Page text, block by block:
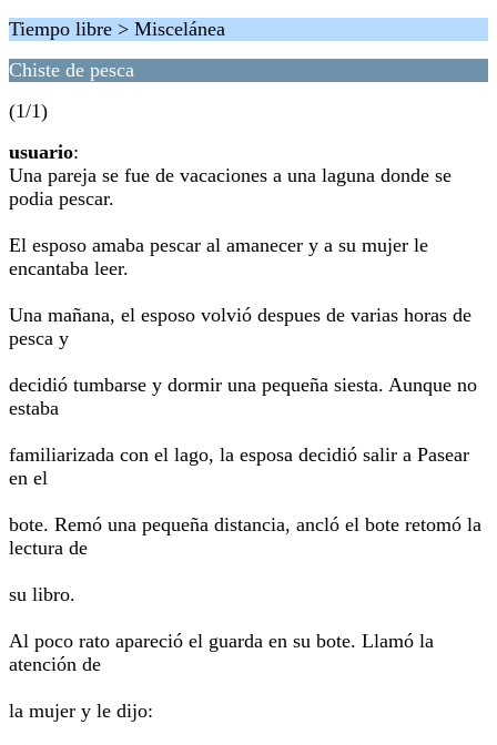
Tiempo libre > Miscelánea
Chiste de pesca
(1/1)
usuario:
Una pareja se fue de vacaciones a una laguna donde se
podia pescar.
El esposo amaba pescar al amanecer y a su mujer le
encantaba leer.
Una mañana, el esposo volvió despues de varias horas de
pesca y
decidió tumbarse y dormir una pequeña siesta. Aunque no
estaba
familiarizada con el lago, la esposa decidió salir a Pasear
en el
bote. Remó una pequeña distancia, ancló el bote retomó la
lectura de
su libro.
Al poco rato apareció el guarda en su bote. Llamó la
atención de
la mujer y le dijo: